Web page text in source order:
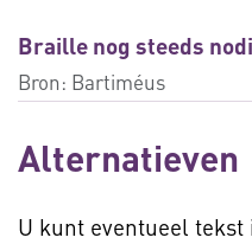
Braille nog steeds
Bron: Bartiméus
Alternatieven
U kunt eventueel